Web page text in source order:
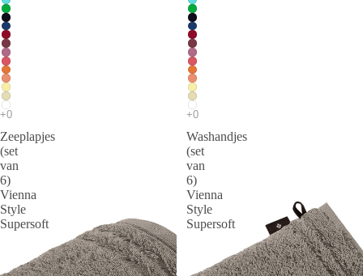
Zeeplapjes
(set
van
6)
Vienna
Style
Supersoft
Washandjes
(set
van
6)
Vienna
Style
Supersoft